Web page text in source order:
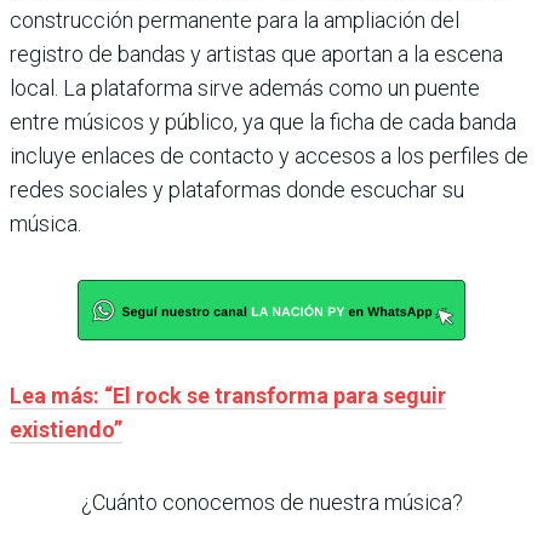
construcción permanente para la ampliación del
registro de bandas y artistas que aportan a la escena
local. La plataforma sirve además como un puente
entre músicos y público, ya que la ficha de cada banda
incluye enlaces de contacto y accesos a los perfiles de
redes sociales y plataformas donde escuchar su
música.
Lea más: “El rock se transforma para seguir
existiendo”
¿Cuánto conocemos de nuestra música?